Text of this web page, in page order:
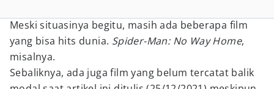
Meski situasinya begitu, masih ada beberapa film
yang bisa hits dunia. Spider-Man: No Way Home,
misalnya.
Sebaliknya, ada juga film yang belum tercatat balik